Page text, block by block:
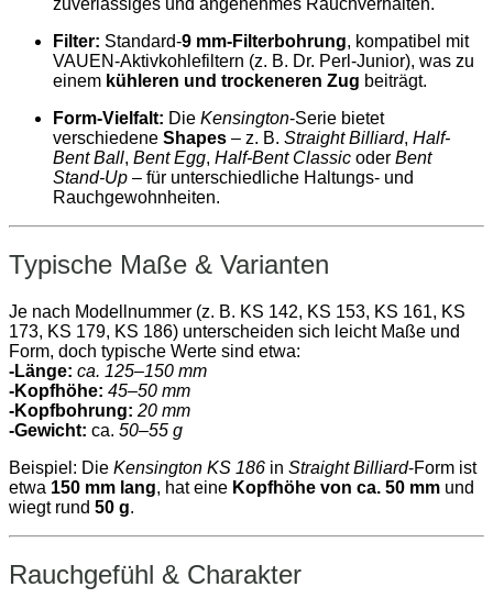
zuverlässiges und angenehmes Rauchverhalten.
Filter: Standard-9 mm-Filterbohrung, kompatibel mit
VAUEN-Aktivkohlefiltern (z. B. Dr. Perl-Junior), was zu
einem kühleren und trockeneren Zug beiträgt.
Form-Vielfalt: Die Kensington-Serie bietet
verschiedene Shapes – z. B. Straight Billiard, Half-
Bent Ball, Bent Egg, Half-Bent Classic oder Bent
Stand-Up – für unterschiedliche Haltungs- und
Rauchgewohnheiten.
Typische Maße & Varianten
Je nach Modellnummer (z. B. KS 142, KS 153, KS 161, KS
173, KS 179, KS 186) unterscheiden sich leicht Maße und
Form, doch typische Werte sind etwa:
-Länge: ca. 125–150 mm
-Kopfhöhe: 45–50 mm
-Kopfbohrung: 20 mm
-Gewicht: ca. 50–55 g
Beispiel: Die Kensington KS 186 in Straight Billiard-Form ist
etwa 150 mm lang, hat eine Kopfhöhe von ca. 50 mm und
wiegt rund 50 g.
Rauchgefühl & Charakter